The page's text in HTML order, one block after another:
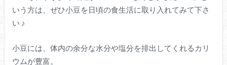
いう方は、ぜひ小豆を日頃の食生活に取り入れてみて下さ
い ♪
小豆には、体内の余分な水分や塩分を排出してくれるカリ
ウムが豊富。